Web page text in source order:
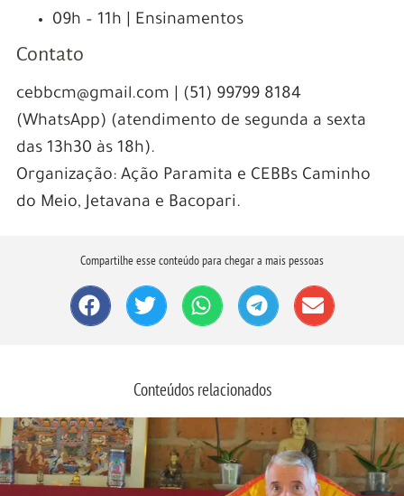
09h – 11h | Ensinamentos
Contato
cebbcm@gmail.com | (51) 99799 8184
(WhatsApp) (atendimento de segunda a sexta
das 13h30 às 18h).
Organização: Ação Paramita e CEBBs Caminho
do Meio, Jetavana e Bacopari.
Compartilhe esse conteúdo para chegar a mais pessoas
Conteúdos relacionados